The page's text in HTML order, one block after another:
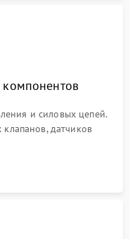
компонентов
и силовых цепей.
датчиков
степени износа
колец гидросистемы